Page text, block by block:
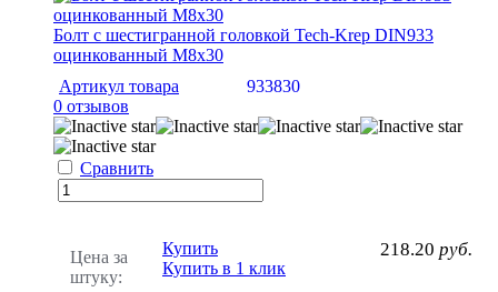
Болт с шестигранной головкой Tech-Krep DIN933
оцинкованный М8х30
Артикул товара
933830
0 отзывов
Сравнить
Цена за
штуку:
218.20 руб.
Купить
Купить в 1 клик